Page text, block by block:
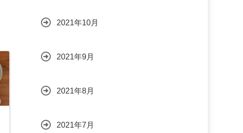
2021年10月
2021年9月
2021年8月
2021年7月